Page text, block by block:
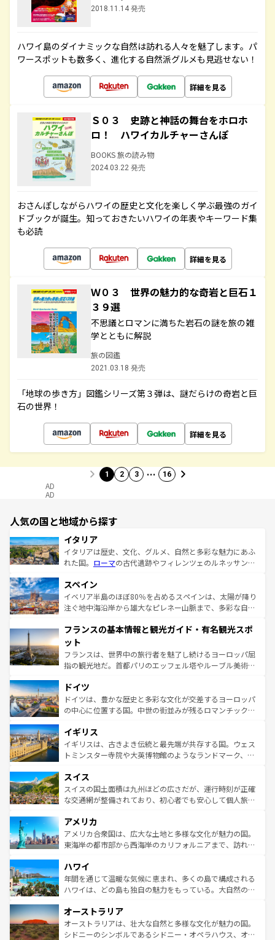
2018.11.14 発売
ハワイ島のダイナミックな自然は訪れる人々を魅了します。パ
ワースポットも数多く、進化する自然派グルメも見逃せない！
詳細を見る
Ｓ０３ 史跡と神話の舞台をホロホ
ロ！ ハワイカルチャーさんぽ
BOOKS 旅の読み物
2024.03.22 発売
おさんぽしながらハワイの歴史と文化を楽しく学ぶ最強のガイ
ドブックが誕生。知っておきたいハワイの年表やキーワード集
も必読
詳細を見る
Ｗ０３ 世界の魅力的な奇岩と巨石１
３９選
不思議とロマンに満ちた岩石の謎を旅の雑
学とともに解説
旅の図鑑
2021.03.18 発売
「地球の歩き方」図鑑シリーズ第３弾は、謎だらけの奇岩と巨
石の世界！
詳細を見る
1 2 3 … 16
AD
AD
人気の国と地域から探す
イタリア
イタリアは歴史、文化、グルメ、自然と多彩な魅力にあふ
れた国。 ローマの古代遺跡やフィレンツェのルネッサンス
ろん、トスカーナの美しい田園風景やアマルフィ海岸の絶
景など、自然景観も見逃せない。観光の合間には、本場の
ピザやパスタなど、絶品のイタリア料理を堪能することも
ませてくれるイタリアで、忘れられない旅をしてみよう！
なお、新着のイタリア情報は
しい。
スペイン
イベリア半島のほぼ80％を占めるスペインは、太陽が降り
注ぐ地中海沿岸から雄大なピレネー山脈まで、多彩な自然
文化が根付くこの国では、情熱的なフラメンコ、熱気あふ
れる闘牛、そして美味しいタパスが生活の一部となってい
る。首都マドリードの洗練された雰囲気や、バルセロナの
アートに溢れた街角から、地方では古代ローマ遺跡や中世
せる。地方によって風土や気候が異なるスペインはその個
性で訪れる人を魅了する。 なお、新着のスペイン情報は コ
ンテンツ一覧を参照してほしい。
フランスの基本情報と観光ガイド・有名観光スポ
ット
フランスは、世界中の旅行者を魅了し続けるヨーロッパ屈
指の観光地だ。首都パリのエッフェル塔やルーブル美術館
で、幅広い魅力が詰まっている。華麗な宮殿、歴史的な大
聖堂、美しいビーチ、そして豊かな自然が、訪れる者を心
から魅了する。また、フランスは美食の国としても知ら
いる。シャンパンの発祥地であるランス、プロヴァンスの
香り高いラベンダー畑など、多彩な楽しみ方が可能だ。さ
らに、パリ以外の地域にも魅力が溢れており、どの街角に
れる地方に足を運ぶとそれぞれで全く異なる文化を体験で
きるだろう。 なお、新着のフランス情報はコンテンツ一覧
を参照してほしい。
ドイツ
ドイツは、豊かな歴史と多彩な文化が交差するヨーロッパ
の中心に位置する国。中世の街並みが残るロマンチック街
顔を持つこの国は、どこを歩いても飽きることがない。ベ
ルリンの文化的活気、バイエルン州のアルプスの絶景、そ
してライン川沿いのワイン畑といった風景は必見。ビール
は、お酒好きな人にはぜひ体験してほしい。 なお、新着の
ドイツ情報はコンテンツ一覧を参照してほしい。
イギリス
イギリスは、古きよき伝統と最先端が共存する国。ウェス
トミンスター寺院や大英博物館のようなランドマーク、歴
リアごとに異なる魅力がある。また、優雅なアフタヌーン
ティー、ビール好きにはたまらない英国パブ、サッカー観
戦など、本場だからこそできる体験も豊富。イギリスを旅
ンツ一覧を参照してほしい。
スイス
スイスの国土面積は九州ほどの広さだが、運行時刻が正確
な交通網が整備されており、初心者でも安心して個人旅行
の建物がそのまま残る町や、スイスならではのユニークな
博物館もあり、アルプス観光だけでなく町歩きも満喫する
ことができる。国民の所得が高いため物価も高いが、旅行
ば市内交通費無料で観光を楽しむこともできる。 なお、新
着のスイス情報はコンテンツ一覧 を参照してほしい。
アメリカ
アメリカ合衆国は、広大な土地と多様な文化が魅力の国。
東海岸の都市部から西海岸のカリフォルニアまで、訪れる
のような巨大都市は、観光、ショッピング、エンターテイ
ンメントが詰まった刺激的なスポットだ。一方、アメリカ
西部には大自然が広がり、グランドキャニオンやイエロー
部のニューオーリンズでは、音楽と美食が融合した独特の
文化が魅力。旅行者はアメリカの各地域で異なる魅力を楽
しみながら、その多様性と豊かな歴史を感じることができ
ハワイ
年間を通じて温暖な気候に恵まれ、多くの島で構成される
ハワイは、どの島も独自の魅力をもっている。大自然の神
ワイ島は見逃せない。また、定番の観光地といえばオアフ
島だが、静かな自然を求めるならマウイ島やカウアイ島が
おすすめ。エメラルドグリーンに輝く海をはじめ、豊かな
オーストラリア
オーストラリアは、壮大な自然と多様な文化が魅力の国。
シドニーのシンボルであるシドニー・オペラハウス、オー